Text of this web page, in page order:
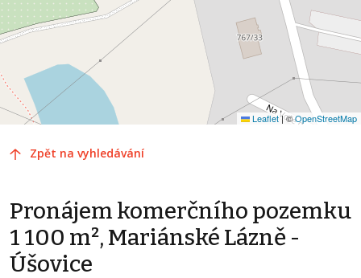
Leaflet|©OpenStreetMap
Zpět na vyhledávání
Pronájem komerčního pozemku
1 100 m², Mariánské Lázně -
Úšovice